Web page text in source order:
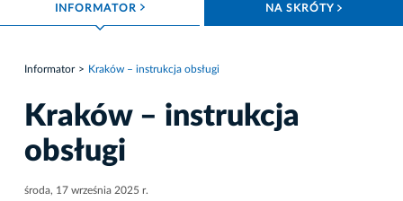
INFORMATOR ROZWIŃ MENU NA SKRÓTY
Informator Kraków – instrukcja obsługi
Kraków – instrukcja
obsługi
środa, 17 września 2025 r.